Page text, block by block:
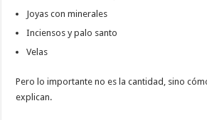
Joyas con minerales
Inciensos y palo santo
Velas
Pero lo importante no es la cantidad, sino
explican.